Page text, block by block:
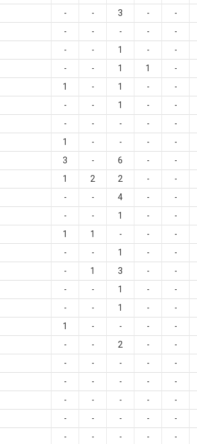
- - 3 - -
- - - - -
- - 1 - -
- - 1 1 -
1 - 1 - -
- - 1 - -
- - - - -
1 - - - -
3 - 6 - -
1 2 2 - -
- - 4 - -
- - 1 - -
1 1 - - -
- - 1 - -
- 1 3 - -
- - 1 - -
- - 1 - -
1 - - - -
- - 2 - -
- - - - -
- - - - -
- - - - -
- - - - -
- - - - -